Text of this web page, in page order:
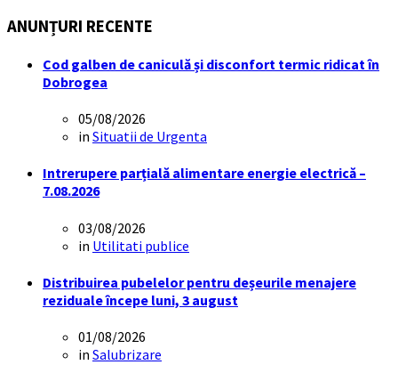
ANUNȚURI RECENTE
Cod galben de caniculă și disconfort termic ridicat în
Dobrogea
05/08/2026
in Situatii de Urgenta
Intrerupere parțială alimentare energie electrică –
7.08.2026
03/08/2026
in Utilitati publice
Distribuirea pubelelor pentru deșeurile menajere
reziduale începe luni, 3 august
01/08/2026
in Salubrizare